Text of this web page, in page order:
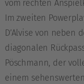
vom rechten
Im zweiten
D’Alvise von neben
diagonalen
Pöschmann, der
einem